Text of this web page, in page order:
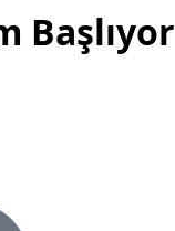
Başlıyor